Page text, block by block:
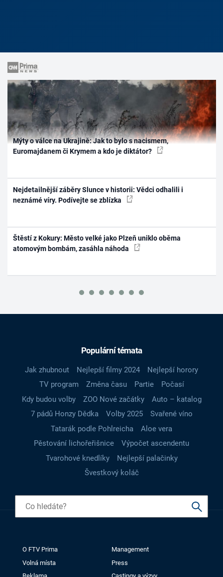
Mýty o válce na Ukrajině: Jak to bylo s nacismem,
Euromajdanem či Krymem a kdo je diktátor?
Nejdetailnější záběry Slunce v historii: Vědci odhalili i
neznámé víry. Podívejte se zblízka
Štěstí z Kokury: Město velké jako Plzeň uniklo oběma
atomovým bombám, zasáhla náhoda
Populární témata
Jak zhubnout Nejlepší filmy 2024
Nejlepší horory
TV program
Změna času Partie
Počasí
Kdy budou volby
ZOO Nové začátky
Auto – katalog
7 pádů Honzy Dědka
Volby 2025
Svařené víno
Tatarák podle Pohlreicha
Aloe vera
Pěstování lichořeřišnice
Výpočet ascendentu
Tvarohové knedlíky
Nejlepší palačinky
Švestkový koláč
O FTV Prima
Management
Volná místa
Press